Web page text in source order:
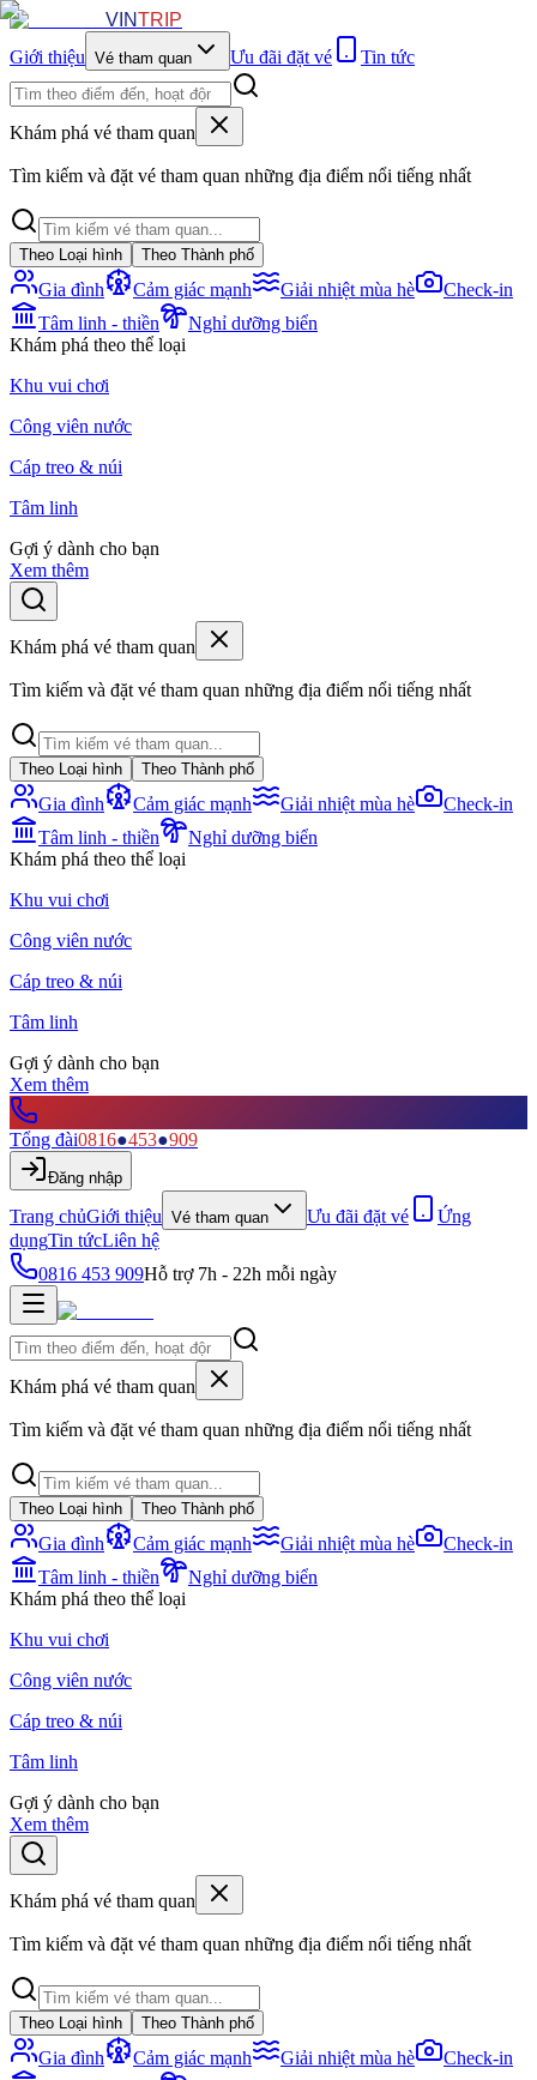
VINTRIP
Giới thiệu Vé tham quan Ưu đãi đặt vé Tin tức
Khám phá vé tham quan
Tìm kiếm và đặt vé tham quan những địa điểm nổi tiếng nhất
Theo Loại hình Theo Thành phố
Gia đình Cảm giác mạnh Giải nhiệt mùa hè
Check-in
Tâm linh - thiền
Nghỉ dưỡng biển
Khám phá theo thể loại
Khu vui chơi
Công viên nước
Cáp treo & núi
Tâm linh
Gợi ý dành cho bạn
Xem thêm
Khám phá vé tham quan
Tìm kiếm và đặt vé tham quan những địa điểm nổi tiếng nhất
Theo Loại hình Theo Thành phố
Gia đình Cảm giác mạnh Giải nhiệt mùa hè
Check-in
Tâm linh - thiền
Nghỉ dưỡng biển
Khám phá theo thể loại
Khu vui chơi
Công viên nước
Cáp treo & núi
Tâm linh
Gợi ý dành cho bạn
Xem thêm
Tổng đài0816●453●909
Đăng nhập
Trang chủGiới thiệu Vé tham quan Ưu đãi đặt vé
Ứng
dụngTin tứcLiên hệ
0816 453 909Hỗ trợ 7h - 22h mỗi ngày
Khám phá vé tham quan
Tìm kiếm và đặt vé tham quan những địa điểm nổi tiếng nhất
Theo Loại hình Theo Thành phố
Gia đình Cảm giác mạnh Giải nhiệt mùa hè
Check-in
Tâm linh - thiền
Nghỉ dưỡng biển
Khám phá theo thể loại
Khu vui chơi
Công viên nước
Cáp treo & núi
Tâm linh
Gợi ý dành cho bạn
Xem thêm
Khám phá vé tham quan
Tìm kiếm và đặt vé tham quan những địa điểm nổi tiếng nhất
Theo Loại hình Theo Thành phố
Gia đình Cảm giác mạnh Giải nhiệt mùa hè
Check-in